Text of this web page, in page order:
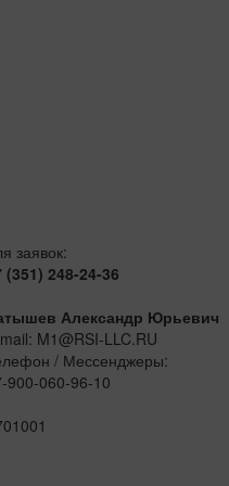
заявок:
(351) 248-24-36
Александр Юрьевич
M1@RSI-LLC.RU
/ Мессенджеры:
900-060-96-10